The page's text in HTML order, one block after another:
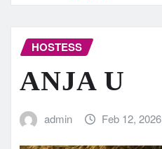
HOSTESS
ANJA U
admin Feb 12, 2026